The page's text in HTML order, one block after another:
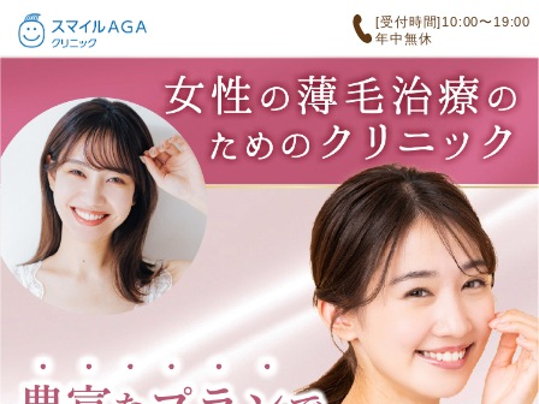
[受付時間]10:00〜19:00
年中無休